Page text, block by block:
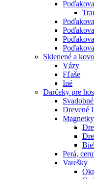
Sklenené a
Vázy
Fľaše
Iné
Darčeky pre
Drevené
Perá,
Varešky